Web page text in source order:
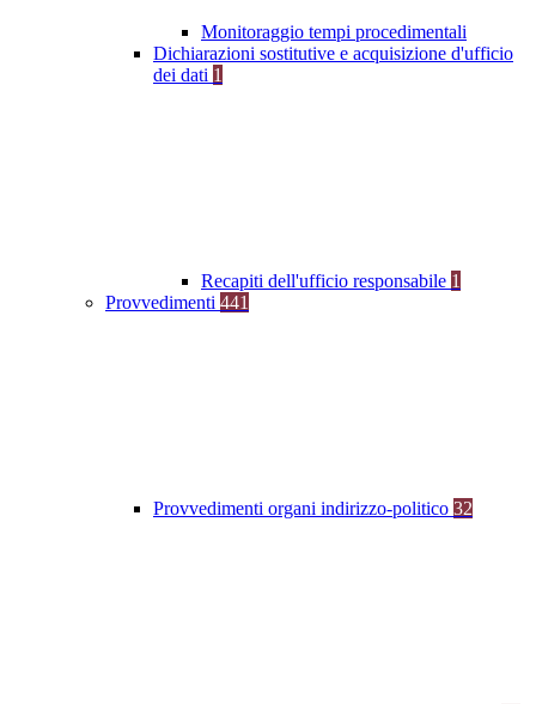
Monitoraggio tempi procedimentali
Dichiarazioni sostitutive e acquisizione d'ufficio
dei dati 1
Recapiti dell'ufficio responsabile 1
Provvedimenti 441
Provvedimenti organi indirizzo-politico 32